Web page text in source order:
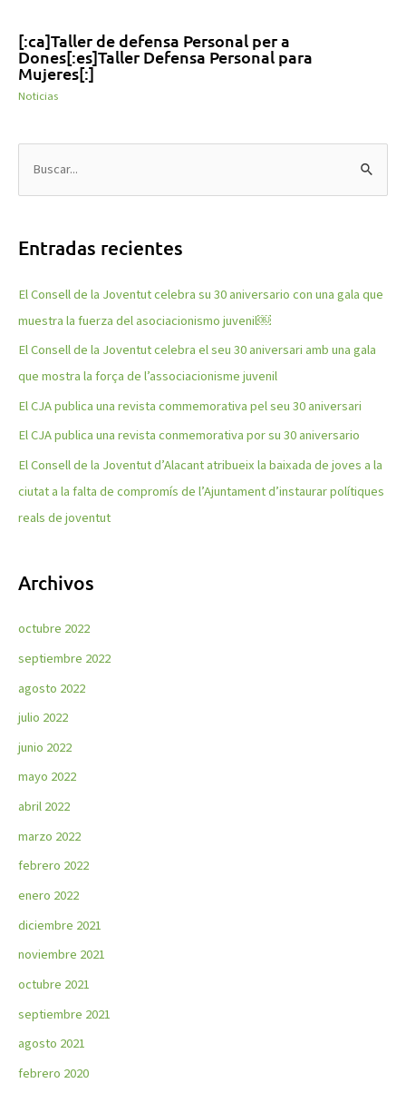
[:ca]Taller de defensa Personal per a
Dones[:es]Taller Defensa Personal para
Mujeres[:]
Noticias
u
c
r
p
o
r
:
Entradas recientes
El Consell de la Joventut celebra su 30 aniversario con una gala que
muestra la fuerza del asociacionismo juvenil￼
El Consell de la Joventut celebra el seu 30 aniversari amb una gala
que mostra la força de l’associacionisme juvenil
El CJA publica una revista commemorativa pel seu 30 aniversari
El CJA publica una revista conmemorativa por su 30 aniversario
El Consell de la Joventut d’Alacant atribueix la baixada de joves a la
ciutat a la falta de compromís de l’Ajuntament d’instaurar polítiques
reals de joventut
Archivos
octubre 2022
septiembre 2022
agosto 2022
julio 2022
junio 2022
mayo 2022
abril 2022
marzo 2022
febrero 2022
enero 2022
diciembre 2021
noviembre 2021
octubre 2021
septiembre 2021
agosto 2021
febrero 2020